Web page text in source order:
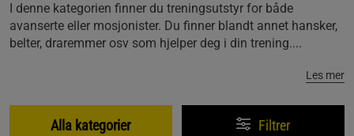
I denne kategorien finner du treningsutstyr for både
avanserte eller mosjonister. Du finner blandt annet hansker,
belter, draremmer osv som hjelper deg i din trening....
Les mer
Alla kategorier Filtrer